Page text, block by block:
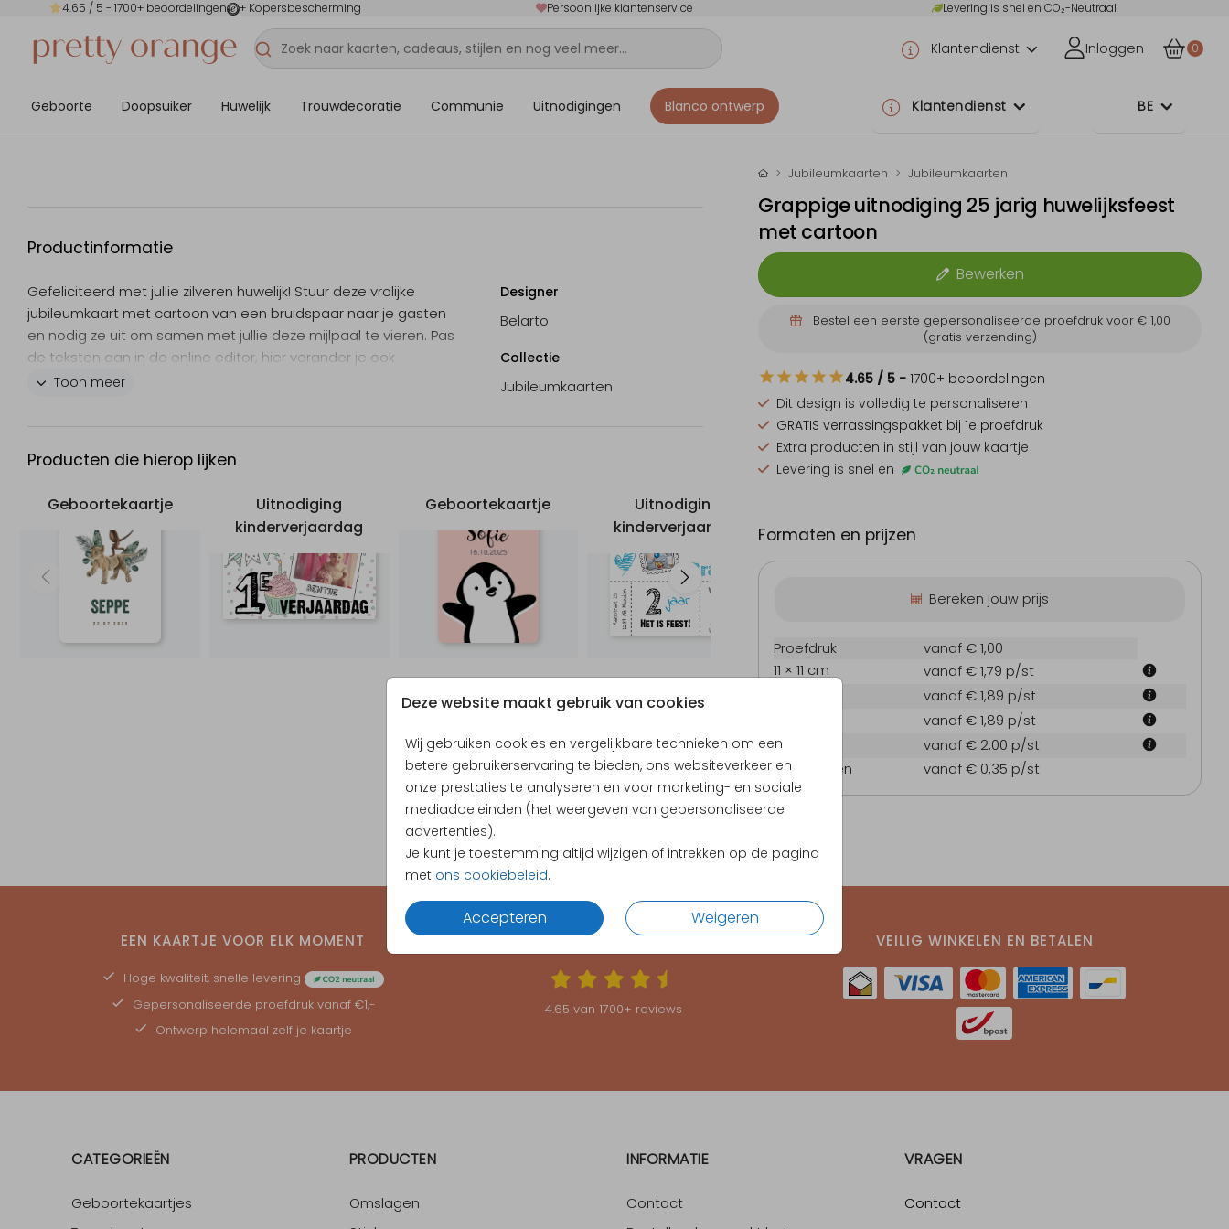
4.65 / 5 - 1700+ beoordelingen + Kopersbescherming Persoonlijke klantenservice Levering is snel en CO₂-Neutraal
Klantendienst Inloggen 0
Geboorte Doopsuiker Huwelijk Trouwdecoratie Communie Uitnodigingen Blanco ontwerp Klantendienst BE
Deze website maakt gebruik van cookies
Wij gebruiken cookies en vergelijkbare technieken om een
betere gebruikerservaring te bieden, ons websiteverkeer en
onze prestaties te analyseren en voor marketing- en sociale
mediadoeleinden (het weergeven van gepersonaliseerde
advertenties).
Je kunt je toestemming altijd wijzigen of intrekken op de pagina
met ons cookiebeleid.
Accepteren Weigeren
Productinformatie
Gefeliciteerd met jullie zilveren huwelijk! Stuur deze vrolijke
jubileumkaart met cartoon van een bruidspaar naar je gasten
en nodig ze uit om samen met jullie deze mijlpaal te vieren. Pas
de teksten aan in de online editor, hier verander je ook
eventueel het lettertype en de kleur.
Toon meer
Designer
Belarto
Collectie
Jubileumkaarten
Producten die hierop lijken
Geboortekaartje
Uitnodiging
kinderverjaardag
Geboortekaartje
Uitnodiging
kinderverjaardag
kinderverjaardag
Jubileumkaarten Jubileumkaarten
Grappige uitnodiging 25 jarig huwelijksfeest
met cartoon
Bewerken
Bestel een eerste gepersonaliseerde proefdruk voor € 1,00
(gratis verzending)
4.65 / 5 - 1700+ beoordelingen
Dit design is volledig te personaliseren
GRATIS verrassingspakket bij 1e proefdruk
Extra producten in stijl van jouw kaartje
Levering is snel en
Formaten en prijzen
Bereken jouw prijs
Proefdruk
vanaf € 1,00
11 × 11 cm
vanaf € 1,79 p/st
vanaf € 1,89 p/st
vanaf € 1,89 p/st
15 × 15 cm
vanaf € 2,00 p/st
Enveloppen
vanaf € 0,35 p/st
EEN KAARTJE VOOR ELK MOMENT
Hoge kwaliteit, snelle levering
Gepersonaliseerde proefdrukvanaf €1,-
Ontwerp helemaal zelf je kaartje
KLANTEN BEOORDELEN ONS MET EEN4.65
4.65 van 1700+ reviews
VEILIG WINKELEN EN BETALEN
CATEGORIEËN
Geboortekaartjes
PRODUCTEN
Omslagen
INFORMATIE
Contact
VRAGEN
Contact